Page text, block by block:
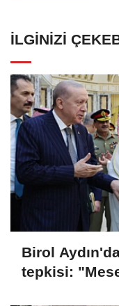
İLGINIZI
Birol
tepkisi: